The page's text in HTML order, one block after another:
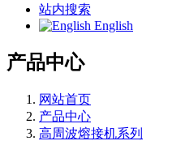
站内搜索
English
产品中心
网站首页
产品中心
高周波熔接机系列